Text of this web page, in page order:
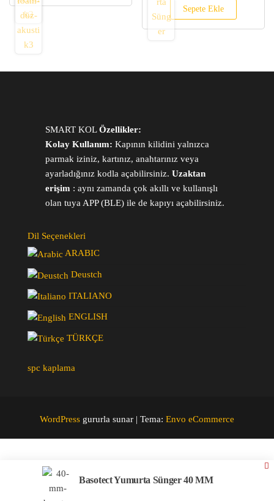
Sepete Ekle
SMART KOLÖzellikler:
Kolay Kullanım: Kapının kilidini yalnızca
parmak iziniz, kartınız, anahtarınız veya
ayarladığınız kodla açabilirsiniz. Uzaktan
erişim: aynı zamanda çok akıllı ve kullanışlı
olan tuya APP (BLE) ile de kapıyı açabilirsiniz.
Dil Seçenekleri
ARABIC
Deustch
ITALIANO
ENGLISH
TÜRKÇE
spc kaplama
WordPress gururla sunar | Tema: Envo eCommerce
Basotect Yumurta Sünger 40 MM